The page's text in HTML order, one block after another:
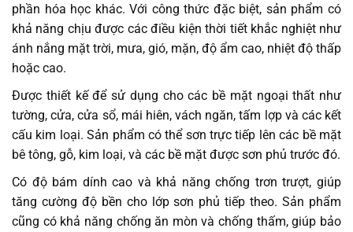
phần hóa học khác. Với công thức đặc biệt, sản phẩm có
khả năng chịu được các điều kiện thời tiết khắc nghiệt như
ánh nắng mặt trời, mưa, gió, mặn, độ ẩm cao, nhiệt độ thấp
hoặc cao.
Được thiết kế để sử dụng cho các bề mặt ngoại thất như
tường, cửa, cửa sổ, mái hiên, vách ngăn, tấm lợp và các kết
cấu kim loại. Sản phẩm có thể sơn trực tiếp lên các bề mặt
bê tông, gỗ, kim loại, và các bề mặt được sơn phủ trước đó.
Có độ bám dính cao và khả năng chống trơn trượt, giúp
tăng cường độ bền cho lớp sơn phủ tiếp theo. Sản phẩm
cũng có khả năng chống ăn mòn và chống thấm, giúp bảo